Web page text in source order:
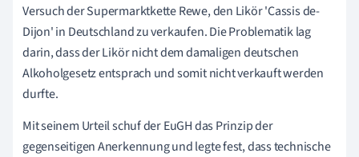
Versuch der Supermarktkette Rewe, den Likör 'Cassis de-
Dijon' in Deutschland zu verkaufen. Die Problematik lag
darin, dass der Likör nicht dem damaligen deutschen
Alkoholgesetz entsprach und somit nicht verkauft werden
durfte.
Mit seinem Urteil schuf der EuGH das Prinzip der
gegenseitigen Anerkennung und legte fest, dass technische